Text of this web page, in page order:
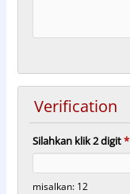
Verification
Silahkan klik 2 digit*
misalkan: 12